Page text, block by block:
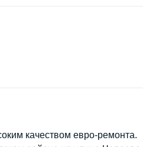
качеством евро-ремонта.